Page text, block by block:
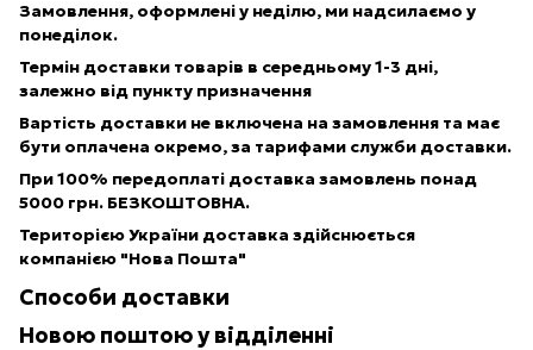
Замовлення, оформлені у неділю, ми надсилаємо у
понеділок.
Термін доставки товарів в середньому 1-3 дні,
залежно від пункту призначення
Вартість доставки не включена на замовлення та має
бути оплачена окремо, за тарифами служби доставки.
При 100% передоплаті доставка замовлень понад
5000 грн. БЕЗКОШТОВНА.
Територією України доставка здійснюється
компанією "Нова Пошта"
Способи доставки
Новою поштою у відділенні